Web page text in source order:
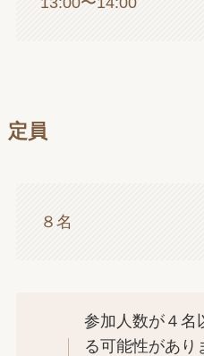
定員
８名
参加人数が４名
る可能性があり